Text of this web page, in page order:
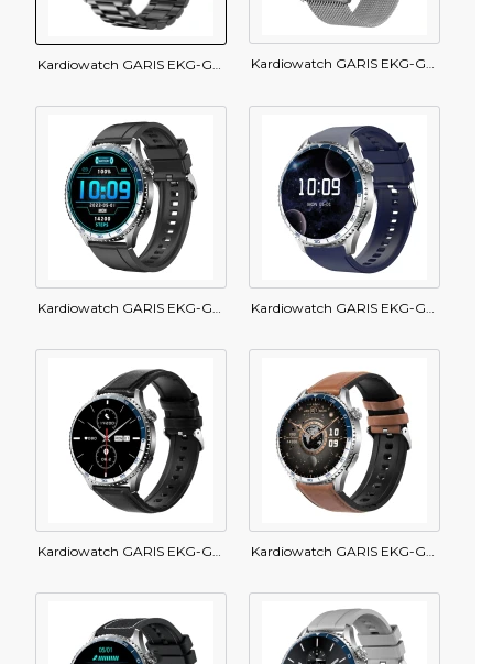
Kardiowatch GARIS EKG-GS400 - czarna bransoleta Kardiowatch GARIS EKG-GS400 - srebrna bransoleta
Kardiowatch GARIS EKG-GS400 - czarny pasek silikonowy Kardiowatch GARIS EKG-GS400 - granatowy pasek silikonowy
Kardiowatch GARIS EKG-GS400 - czarny pasek skórzany Kardiowatch GARIS EKG-GS400 - brązowy pasek skórzany